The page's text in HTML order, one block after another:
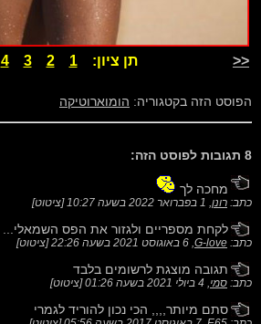
<< תן ציון:1
2
3
4
הפוסט הזה בקטגוריה: הומוארוטיקה
8 תגובות לפוסט הזה:
מחכה לך
כתב: רונן, 1 בפברואר 2022 בשעה 10:27 [ציטוט]
לקחת מספריים ולגזור את הפס השמאלי...
כתב: G-love
, 6 באוגוסט 2021 בשעה 22:26 [ציטוט]
תגובה מוצגת לרשומים בלבד
כתב: סמי, 4 ביולי 2021 בשעה 01:26 [ציטוט]
סתם מיותר,,,, הכי נכון להוריד לגמרי